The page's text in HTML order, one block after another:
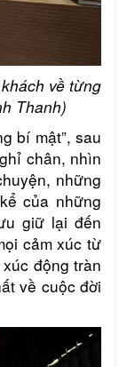
về từng
Thanh)
bí mật”, sau
chân, nhìn
những
của những
giữ lại đến
cảm xúc từ
động tràn
về cuộc đời